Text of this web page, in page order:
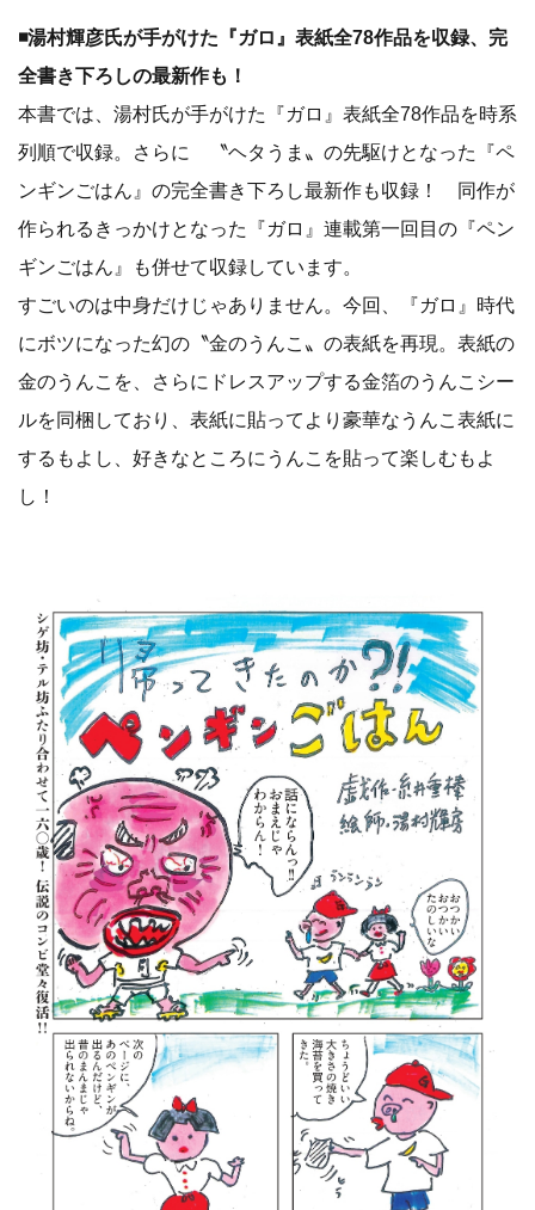
◾️湯村輝彦氏が手がけた『ガロ』表紙全78作品を収録、完
全書き下ろしの最新作も！
本書では、湯村氏が手がけた『ガロ』表紙全78作品を時系
列順で収録。さらに 〝ヘタうま〟の先駆けとなった『ペ
ンギンごはん』の完全書き下ろし最新作も収録！ 同作が
作られるきっかけとなった『ガロ』連載第一回目の『ペン
ギンごはん』も併せて収録しています。
すごいのは中身だけじゃありません。今回、『ガロ』時代
にボツになった幻の〝金のうんこ〟の表紙を再現。表紙の
金のうんこを、さらにドレスアップする金箔のうんこシー
ルを同梱しており、表紙に貼ってより豪華なうんこ表紙に
するもよし、好きなところにうんこを貼って楽しむもよ
し！